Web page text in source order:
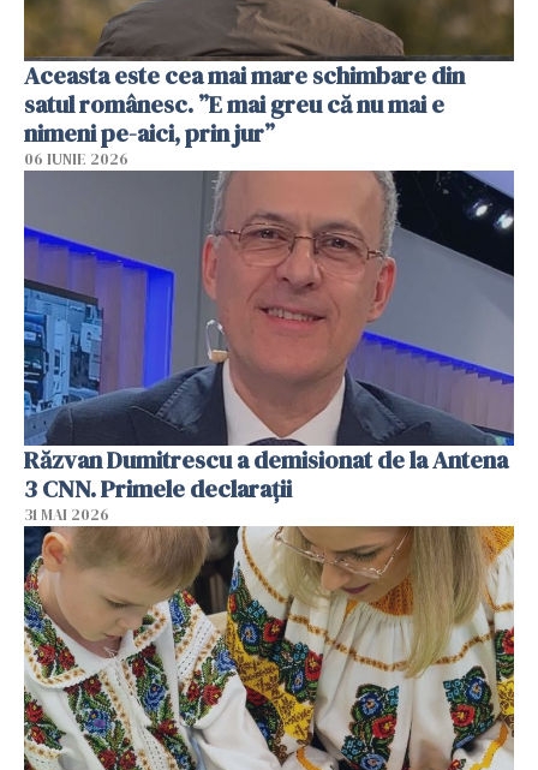
Aceasta este cea mai mare schimbare din
satul românesc. ”E mai greu că nu mai e
nimeni pe-aici, prin jur”
06 IUNIE 2026
Răzvan Dumitrescu a demisionat de la Antena
3 CNN. Primele declarații
31 MAI 2026